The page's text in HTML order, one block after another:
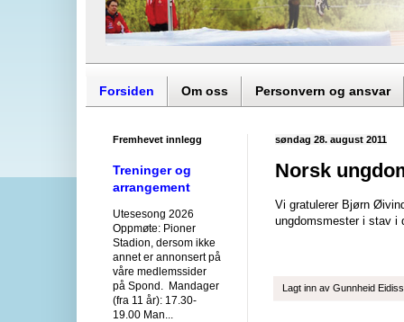
Forsiden Om oss Personvern og ansvar
søndag 28. august 2011
Norsk
Vi gratulerer Bjørn
ungdomsmester i stav i
Lagt inn av Gunnheid
Fremhevet innlegg
Treninger og
arrangement
Utesesong 2026
Oppmøte: Pioner
Stadion, dersom ikke
annet er annonsert på
våre medlemssider
på Spond. Mandager
(fra 11 år): 17.30-
19.00 Man...